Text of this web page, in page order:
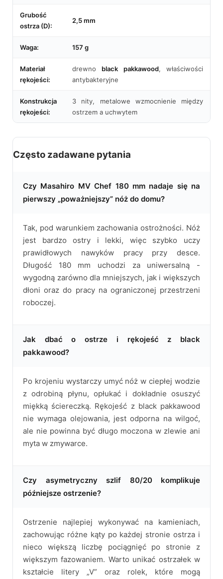
Grubość
ostrza (D):
2,5 mm
Waga: 157 g
Materiał
rękojeści:
drewno black pakkawood, właściwości
antybakteryjne
Konstrukcja
rękojeści:
3 nity, metalowe wzmocnienie między
ostrzem a uchwytem
Często zadawane pytania
Czy Masahiro MV Chef 180 mm nadaje się na
pierwszy „poważniejszy” nóż do domu?
Tak, pod warunkiem zachowania ostrożności. Nóż
jest bardzo ostry i lekki, więc szybko uczy
prawidłowych nawyków pracy przy desce.
Długość 180 mm uchodzi za uniwersalną -
wygodną zarówno dla mniejszych, jak i większych
dłoni oraz do pracy na ograniczonej przestrzeni
roboczej.
Jak dbać o ostrze i rękojeść z black
pakkawood?
Po krojeniu wystarczy umyć nóż w ciepłej wodzie
z odrobiną płynu, opłukać i dokładnie osuszyć
miękką ściereczką. Rękojeść z black pakkawood
nie wymaga olejowania, jest odporna na wilgoć,
ale nie powinna być długo moczona w zlewie ani
myta w zmywarce.
Czy asymetryczny szlif 80/20 komplikuje
późniejsze ostrzenie?
Ostrzenie najlepiej wykonywać na kamieniach,
zachowując różne kąty po każdej stronie ostrza i
nieco większą liczbę pociągnięć po stronie z
większym fazowaniem. Warto unikać ostrzałek w
kształcie litery „V” oraz rolek, które mogą